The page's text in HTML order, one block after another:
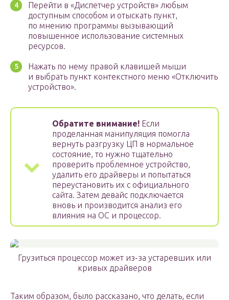
Перейти в «Диспетчер устройств» любым
доступным способом и отыскать пункт,
по мнению программы вызывающий
повышенное использование системных
ресурсов.
Нажать по нему правой клавишей мыши
и выбрать пункт контекстного меню «Отключить
устройство».
Обратите внимание! Если
проделанная манипуляция помогла
вернуть разгрузку ЦП в нормальное
состояние, то нужно тщательно
проверить проблемное устройство,
удалить его драйверы и попытаться
переустановить их с официального
сайта. Затем девайс подключается
вновь и производится анализ его
влияния на ОС и процессор.
Грузиться процессор может из-за устаревших или
кривых драйверов
Таким образом, было рассказано, что делать, если